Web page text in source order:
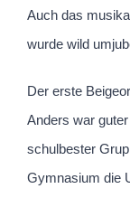
Auch das
wurde wild
Der erste
Anders war
schulbester
Gymnasium die